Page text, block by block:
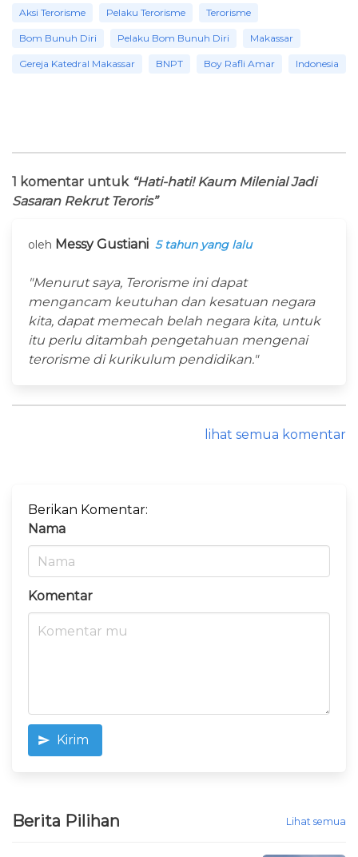
Aksi Terorisme Pelaku Terorisme Terorisme
Bom Bunuh Diri Pelaku Bom Bunuh Diri Makassar
Gereja Katedral Makassar BNPT Boy Rafli Amar Indonesia
1 komentar untuk “Hati-hati! Kaum Milenial Jadi
Sasaran Rekrut Teroris”
oleh Messy Gustiani 5 tahun yang lalu
"Menurut saya, Terorisme ini dapat
mengancam keutuhan dan kesatuan negara
kita, dapat memecah belah negara kita, untuk
itu perlu ditambah pengetahuan mengenai
terorisme di kurikulum pendidikan."
lihat semua komentar
Berikan Komentar:
Nama
Komentar
Kirim
Berita Pilihan Lihat semua